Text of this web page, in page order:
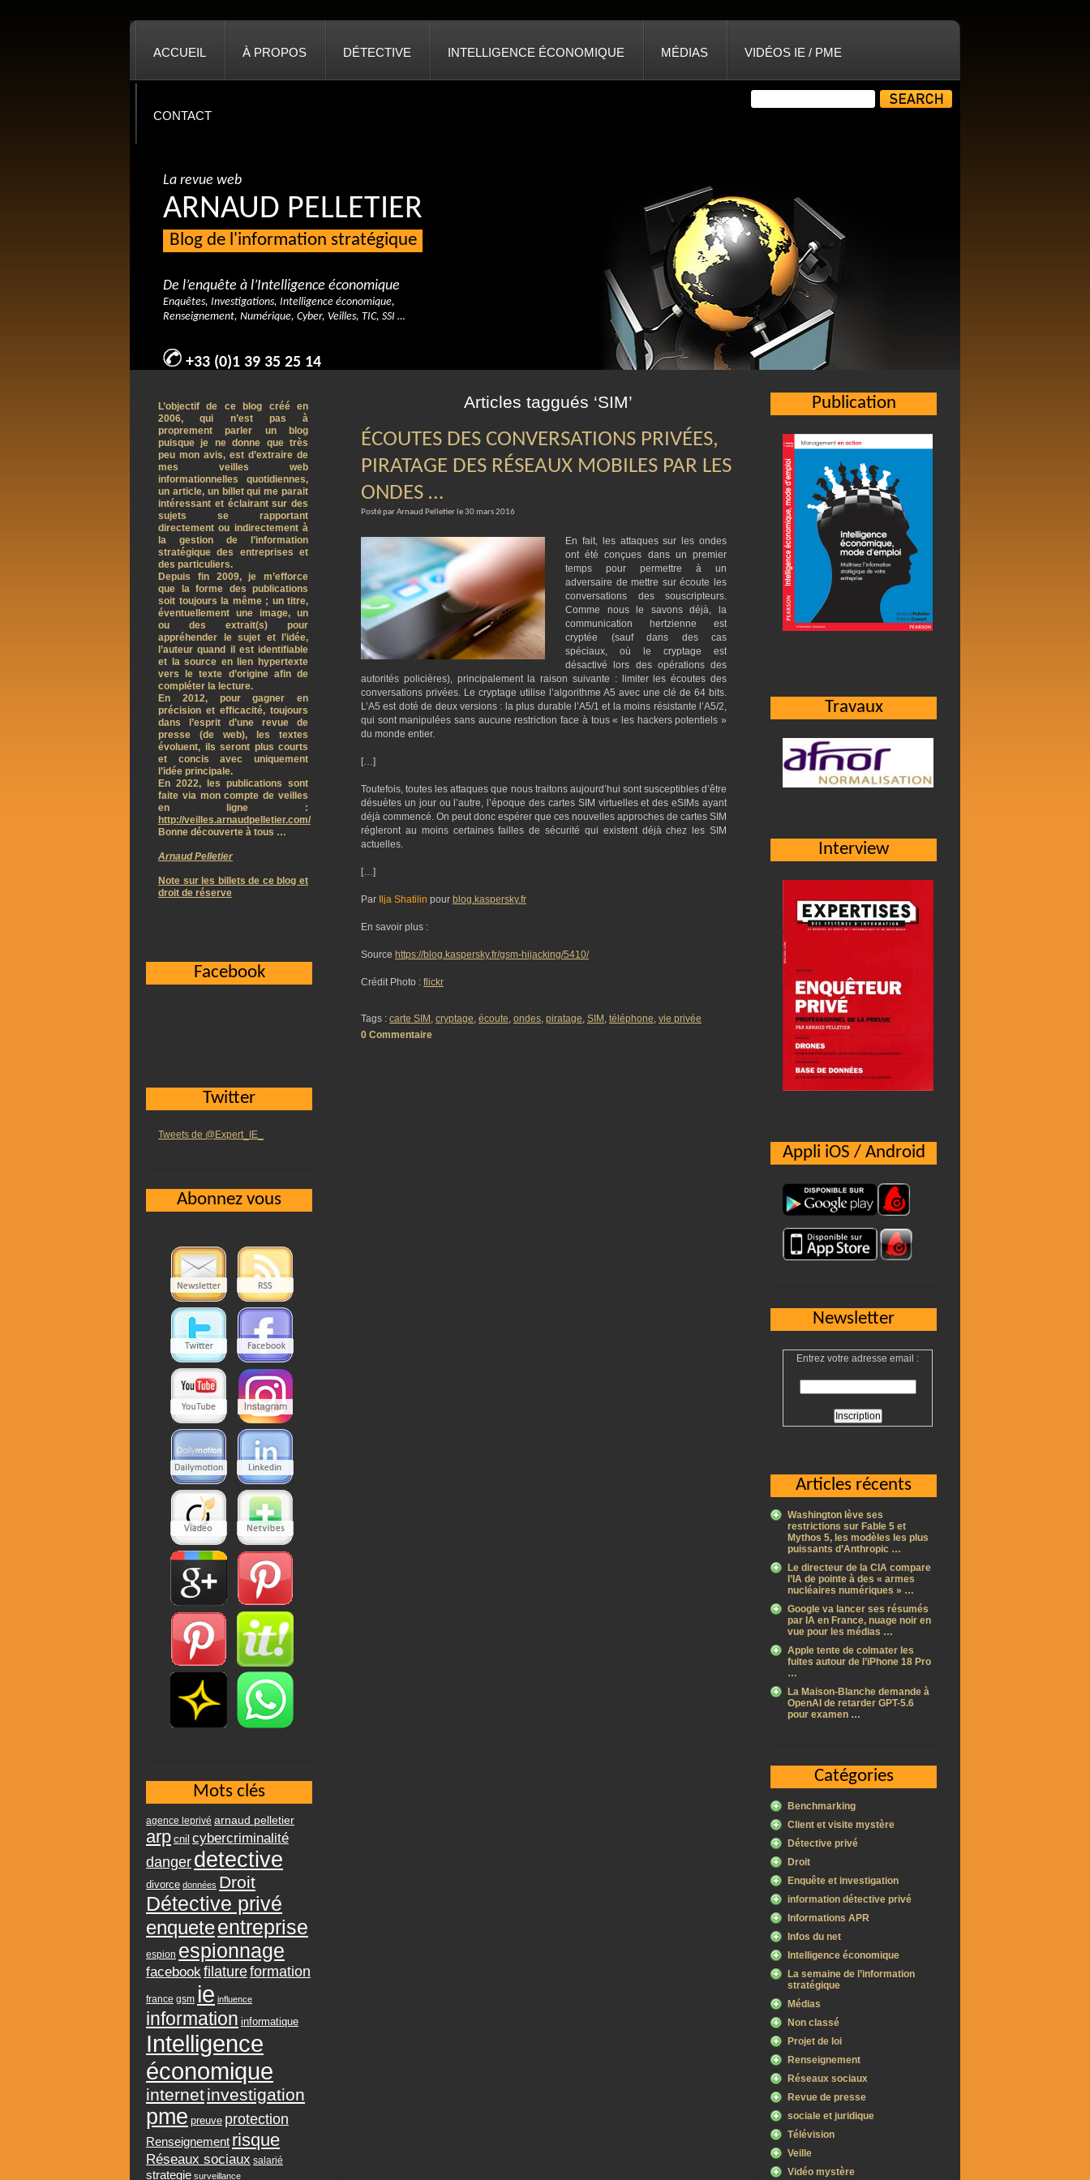
ACCUEIL À PROPOS DÉTECTIVE INTELLIGENCE ÉCONOMIQUE MÉDIAS VIDÉOS IE / PME
CONTACT
La revue web
ARNAUD PELLETIER
Blog de l'information stratégique
De l’enquête à l’Intelligence économique
Enquêtes, Investigations, Intelligence économique,
Renseignement, Numérique, Cyber, Veilles, TIC, SSI …
+33 (0)1 39 35 25 14
Articles taggués ‘SIM’
ÉCOUTES DES CONVERSATIONS PRIVÉES,
PIRATAGE DES RÉSEAUX MOBILES PAR LES
ONDES …
Posté par Arnaud Pelletier le 30 mars 2016
En fait, les attaques sur les ondes
ont été conçues dans un premier
temps pour permettre à un
adversaire de mettre sur écoute les
conversations des souscripteurs.
Comme nous le savons déjà, la
communication hertzienne est
cryptée (sauf dans des cas
spéciaux, où le cryptage est
désactivé lors des opérations des
autorités policières), principalement la raison suivante : limiter les écoutes des
conversations privées. Le cryptage utilise l’algorithme A5 avec une clé de 64 bits.
L’A5 est doté de deux versions : la plus durable l’A5/1 et la moins résistante l’A5/2,
qui sont manipulées sans aucune restriction face à tous « les hackers potentiels »
du monde entier.
[…]
Toutefois, toutes les attaques que nous traitons aujourd’hui sont susceptibles d’être
désuètes un jour ou l’autre, l’époque des cartes SIM virtuelles et des eSIMs ayant
déjà commencé. On peut donc espérer que ces nouvelles approches de cartes SIM
régleront au moins certaines failles de sécurité qui existent déjà chez les SIM
actuelles.
[…]
Par Ilja Shatilin pour blog.kaspersky.fr
En savoir plus :
Source https://blog.kaspersky.fr/gsm-hijacking/5410/
Crédit Photo : flickr
Tags : carte SIM , cryptage, écoute, ondes, piratage, SIM , téléphone, vie privée
0 Commentaire
Publication
Travaux
Interview
Appli iOS / Android
Newsletter
Entrez votre adresse email :
Articles récents
Washington lève ses
restrictions sur Fable 5 et
Mythos 5, les modèles les plus
puissants d’Anthropic …
Le directeur de la CIA compare
l’IA de pointe à des « armes
nucléaires numériques » …
Google va lancer ses résumés
par IA en France, nuage noir en
vue pour les médias …
Apple tente de colmater les
fuites autour de l’iPhone 18 Pro
…
La Maison-Blanche demande à
OpenAI de retarder GPT-5.6
pour examen …
Catégories
Benchmarking
Client et visite mystère
Détective privé
Droit
Enquête et investigation
information détective privé
Informations APR
Infos du net
Intelligence économique
La semaine de l’information
stratégique
Médias
Non classé
Projet de loi
Renseignement
Réseaux sociaux
Revue de presse
sociale et juridique
Télévision
Veille
Vidéo mystère
L’objectif de ce blog créé en
2006, qui n’est pas à
proprement parler un blog
puisque je ne donne que très
peu mon avis, est d’extraire de
mes veilles web
informationnelles quotidiennes,
un article, un billet qui me parait
intéressant et éclairant sur des
sujets se rapportant
directement ou indirectement à
la gestion de l’information
stratégique des entreprises et
des particuliers.
Depuis fin 2009, je m’efforce
que la forme des publications
soit toujours la même ; un titre,
éventuellement une image, un
ou des extrait(s) pour
appréhender le sujet et l’idée,
l’auteur quand il est identifiable
et la source en lien hypertexte
vers le texte d’origine afin de
compléter la lecture.
En 2012, pour gagner en
précision et efficacité, toujours
dans l’esprit d’une revue de
presse (de web), les textes
évoluent, ils seront plus courts
et concis avec uniquement
l’idée principale.
En 2022, les publications sont
faite via mon compte de veilles
en ligne :
http://veilles.arnaudpelletier.com/
Bonne découverte à tous …
Arnaud Pelletier
Note sur les billets de ce blog et
droit de réserve
Facebook
Twitter
Tweets de @Expert_IE_
Abonnez vous
Mots clés
agence leprivé arnaud pelletier
arp cnil cybercriminalité
danger detective
divorce données Droit
Détective privé
enqueteentreprise
espion espionnage
facebookfilatureformation
france gsm ie influence
information informatique
Intelligence
économique
internetinvestigation
pme preuve protection
Renseignement risque
Réseaux sociaux salarié
strategie surveillance